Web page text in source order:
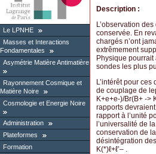
Le LPNHE
Masses et Interactions
Fondamentales
Asymétrie Matière Antimatière
Rayonnement Cosmique et
Matière Noire
Cosmologie et Energie Noire
Administration
Plateformes
Formation
Description :
L’observation
conservée. En
chargés n’ont
extrêmement
Physique
sondes les plus
L’intérêt pour
de couplage de
K+e+e-)/Br(B+ ->
rapports
rapport à l’unité
l’universalité de
conservation de
désintégration
K(*)ℓ+ℓ’– .